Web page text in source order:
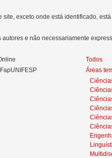
site, exceto onde está identificado,
e não necessariamente
Todos
Áreas